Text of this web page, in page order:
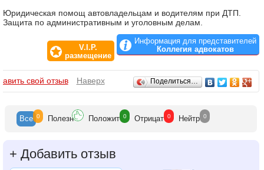
Юридическая помощ автовладельцам и водителям при ДТП.
Защита по административным и уголовным делам.
V.I.P.
размещение
Информация для представителей
Коллегия адвокатов
Отзывы
свой отзыв Наверх Поделиться…
Все 0 Полезн Положит 0 Отрицат 0 Нейтр 0
+ Добавить отзыв